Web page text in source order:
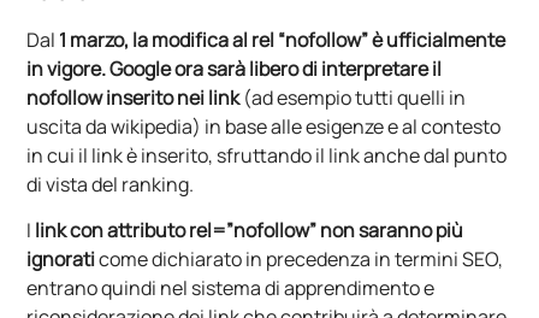
Dal 1 marzo, la modifica al rel “nofollow” è ufficialmente
in vigore. Google ora sarà libero di interpretare il
nofollow inserito nei link(ad esempio tutti quelli in
uscita da wikipedia) in base alle esigenze e al contesto
in cui il link è inserito, sfruttando il link anche dal punto
di vista del ranking.
I link con attributo rel=”nofollow”non saranno più
ignoraticome dichiarato in precedenza in termini SEO,
entrano quindi nel sistema di apprendimento e